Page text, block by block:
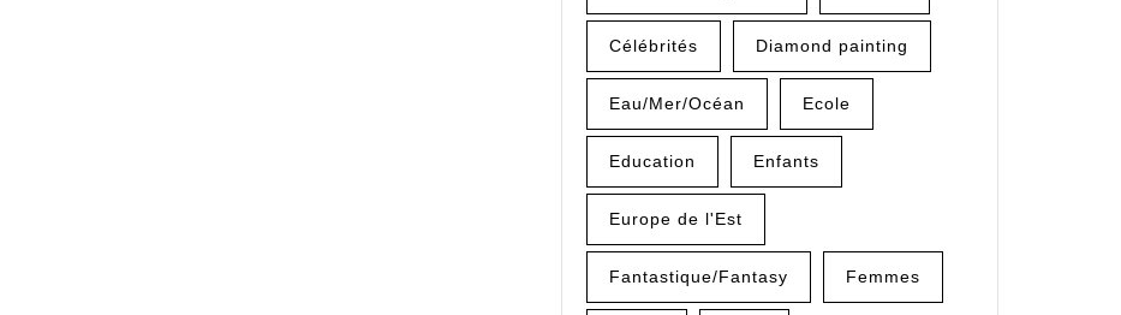
Célébrités Diamond painting
Eau/Mer/Océan Ecole
Education Enfants
Europe de l'Est
Fantastique/Fantasy Femmes